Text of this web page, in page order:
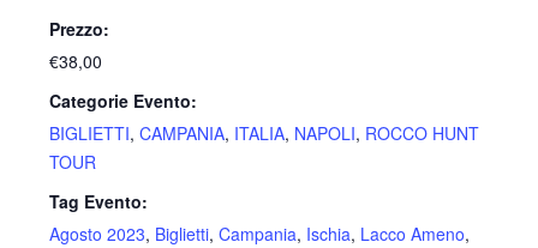
Prezzo:
€38,00
Categorie Evento:
BIGLIETTI, CAMPANIA, ITALIA, NAPOLI, ROCCO HUNT
TOUR
Tag Evento:
Agosto 2023, Biglietti, Campania, Ischia, Lacco Ameno,